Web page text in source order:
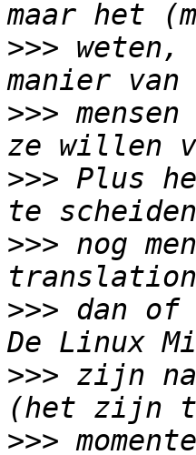
>>>
>>>
>>> Plus
>>> nog
>>> dan of
>>> zijn
>>>